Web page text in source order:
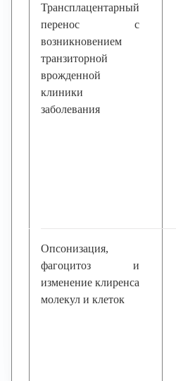
Трансплацентарный
перенос с
возникновением
транзиторной
врожденной
клиники
заболевания
Опсонизация,
фагоцитоз и
изменение клиренса
молекул и клеток